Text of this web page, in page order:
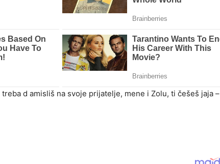
d amisliš na svoje prijatelje, mene i Zolu, ti češeš jaja –